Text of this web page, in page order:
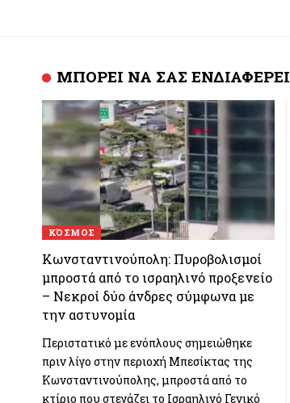
ΜΠΟΡΕΙ ΝΑ ΣΑΣ ΕΝΔΙΑΦΕΡΕΙ
ΚΌΣΜΟΣ
Κωνσταντινούπολη: Πυροβολισμοί
μπροστά από το ισραηλινό προξενείο
– Νεκροί δύο άνδρες σύμφωνα με
την αστυνομία
Περιστατικό με ενόπλους σημειώθηκε
πριν λίγο στην περιοχή Μπεσίκτας της
Κωνσταντινούπολης, μπροστά από το
κτίριο που στεγάζει το Ισραηλινό Γενικό